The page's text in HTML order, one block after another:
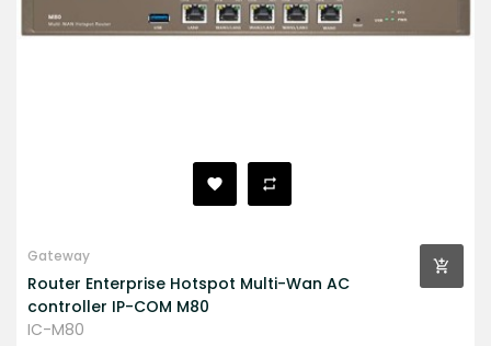
Gateway
Router Enterprise Hotspot Multi-Wan AC
controller IP-COM M80
IC-M80